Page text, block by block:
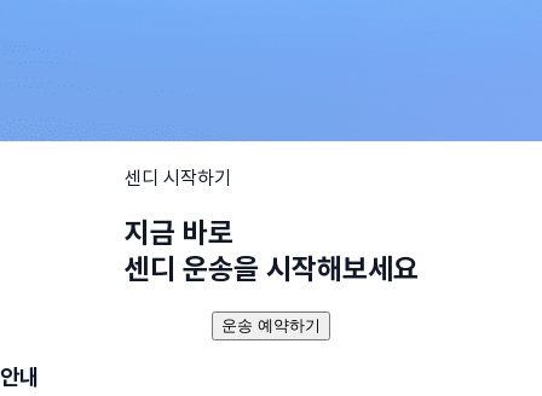
센디 시작하기
지금 바로
센디 운송을 시작해보세요
운송 예약하기
안내